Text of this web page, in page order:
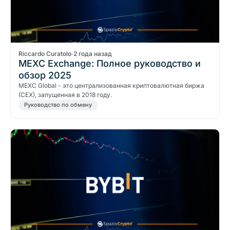
Riccardo Curatolo·2 года назад
MEXC Exchange: Полное руководство и
обзор 2025
MEXC Global - это централизованная криптовалютная биржа
(CEX), запущенная в 2018 году.
Руководство по обмену